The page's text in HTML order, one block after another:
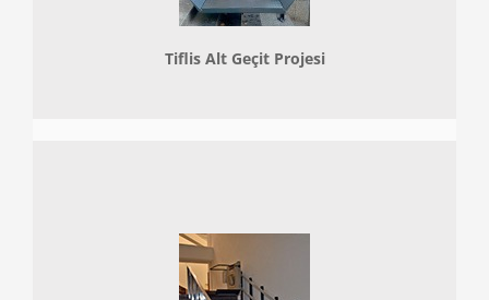
Tiflis Alt Geçit Projesi